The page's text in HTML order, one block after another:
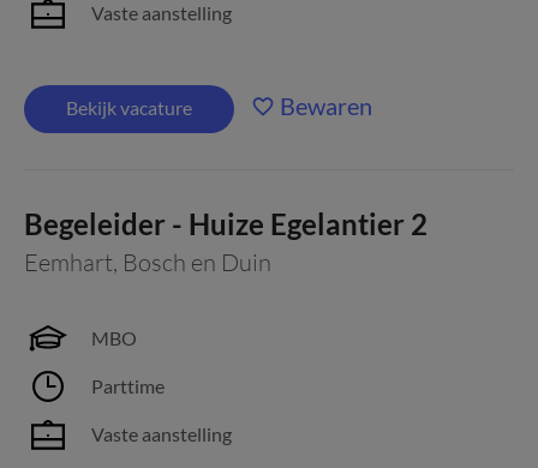
Vaste aanstelling
Bekijk vacature Bewaren
Begeleider - Huize Egelantier 2
Eemhart, Bosch en Duin
MBO
Parttime
Vaste aanstelling